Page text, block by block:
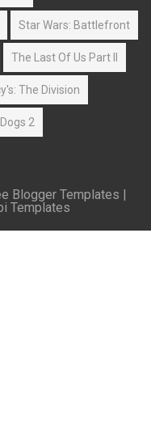
Star Wars: Battlefront
The Last Of Us Part II
The Division
2
Blogger Templates |
Templates